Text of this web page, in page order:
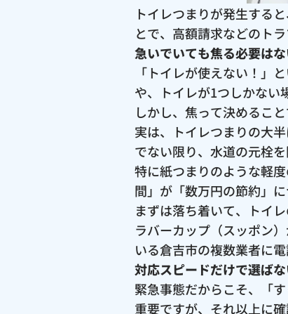
トイレつまりが発生する
とで、高額請求などのト
急いでいても焦る必要は
「トイレが使えない！」
や、トイレが1つしかない
しかし、焦って決めるこ
実は、トイレつまりの大
でない限り、水道の元栓
特に紙つまりのような軽
間」が「数万円の節約」
まずは落ち着いて、トイ
ラバーカップ（スッポン
いる倉吉市の複数業者に
対応スピードだけで選ば
緊急事態だからこそ、「
重要ですが、それ以上に